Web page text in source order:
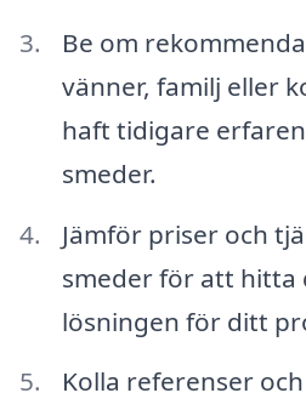
Be om
vänner, familj eller
haft tidigare
smeder.
Jämför priser och
smeder för att hitta
lösningen för ditt
Kolla referenser